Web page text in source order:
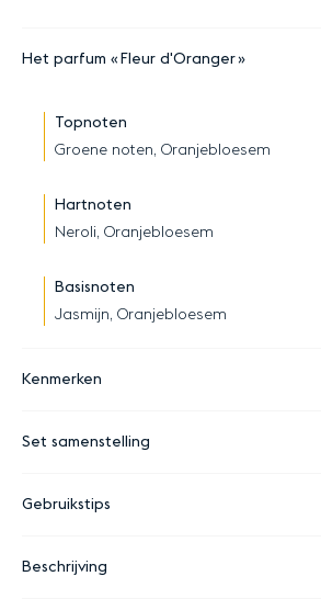
Het parfum Fleur d'Oranger
Topnoten
Groene noten, Oranjebloesem
Hartnoten
Neroli, Oranjebloesem
Basisnoten
Jasmijn, Oranjebloesem
Kenmerken
Set samenstelling
Gebruikstips
Beschrijving